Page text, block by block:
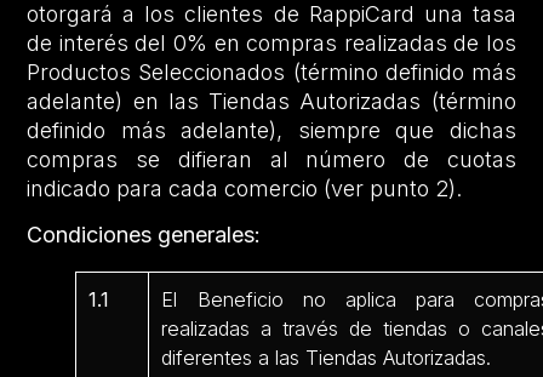
otorgará a los clientes de RappiCard una tasa
de interés del 0% en compras realizadas de los
Productos Seleccionados (término definido más
adelante) en las Tiendas Autorizadas (término
definido más adelante), siempre que dichas
compras se difieran al número de cuotas
indicado para cada comercio (ver punto 2).
Condiciones generales:
1.1
El Beneficio no aplica para
realizadas a través de tiendas o
diferentes a las Tiendas Autorizadas.